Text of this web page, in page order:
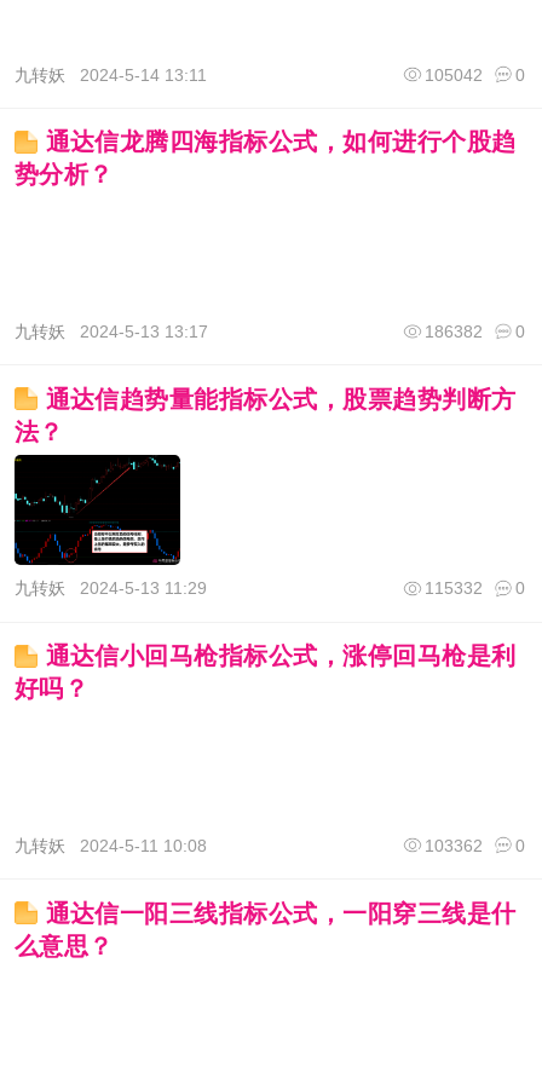
九转妖 2024-5-14 13:11 0
105042
通达信龙腾四海指标公式，如何进行个股趋
势分析？
九转妖 2024-5-13 13:17 0
186382
通达信趋势量能指标公式，股票趋势判断方
法？
九转妖 2024-5-13 11:29 0
115332
通达信小回马枪指标公式，涨停回马枪是利
好吗？
九转妖 2024-5-11 10:08 0
103362
通达信一阳三线指标公式，一阳穿三线是什
么意思？